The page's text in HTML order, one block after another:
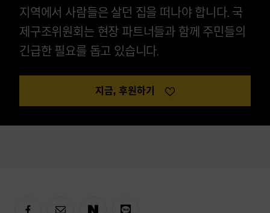
지역에서 사람들은 살던 집을 떠나야 합니다. 국
제구조위원회는 현장 파트너들과 함께 주민들의
긴급한 필요를 돕고 있습니다.
지금, 후원하기